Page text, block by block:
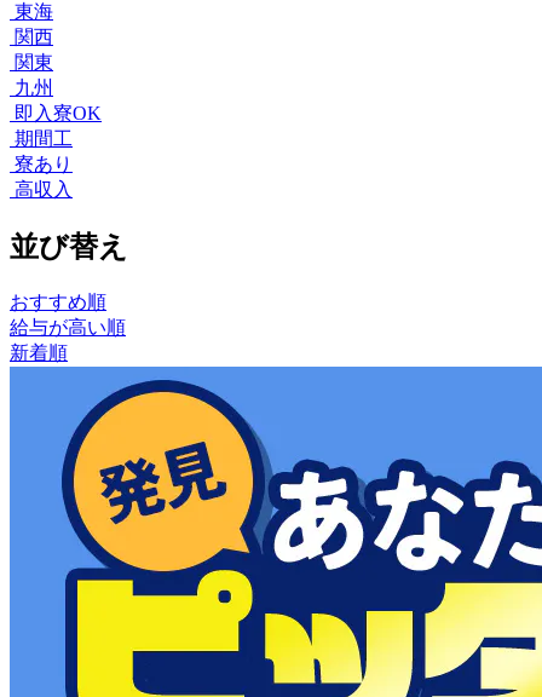
東海
関西
関東
九州
即入寮OK
期間工
寮あり
高収入
並び替え
おすすめ順
給与が高い順
新着順